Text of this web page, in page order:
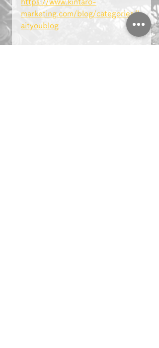
marketing.com/blog/categories/k
aityoublog